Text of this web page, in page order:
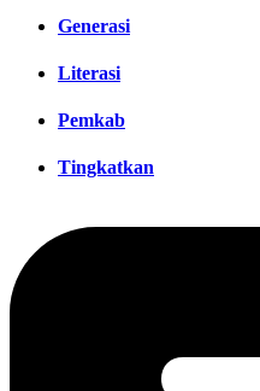
Generasi
Literasi
Pemkab
Tingkatkan